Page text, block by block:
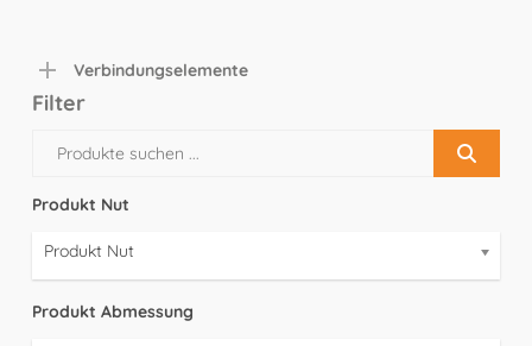
Verbindungselemente
Filter
Produkt Nut
Produkt Nut
Produkt Abmessung